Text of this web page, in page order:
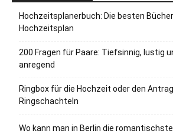
Hochzeitsplanerbuch: Die besten
Hochzeitsplan
200 Fragen für Paare: Tiefsinnig, lustig
anregend
Ringbox für die Hochzeit oder den
Ringschachteln
Wo kann man in Berlin die